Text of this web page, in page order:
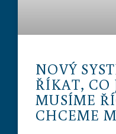
NOVÝ
ŘÍKAT, CO
MUSÍME
CHCEME